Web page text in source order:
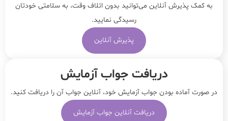
به کمک پذیرش آنلاین می‌توانید بدون اتلاف وقت، به سلامتی خودتان
رسیدگی نمایید.
پذیرش آنلاین
دریافت جواب آزمایش
در صورت آماده بودن جواب آزمایش خود، آنلاین جواب‌ آن را دریافت کنید.
دریافت آنلاین جواب آزمایش